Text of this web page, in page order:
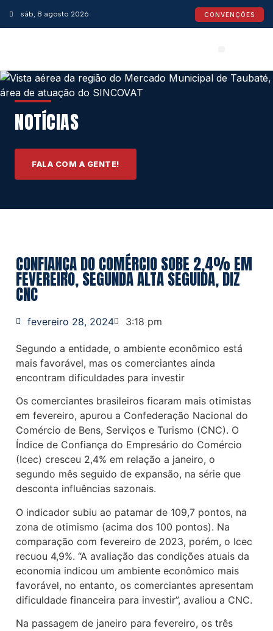
sáb, 8 agosto 2026 CONVENÇÕES
NOTÍCIAS
FALA COM A GENTE!
CONFIANÇA DO COMÉRCIO SOBE 2,4% EM
FEVEREIRO, SEGUNDA ALTA SEGUIDA, DIZ
CNC
fevereiro 28, 2024 3:18 pm
Segundo a entidade, o ambiente econômico está
mais favorável, mas os comerciantes ainda
encontram dificuldades para investir
Os comerciantes brasileiros ficaram mais otimistas
em fevereiro, apurou a Confederação Nacional do
Comércio de Bens, Serviços e Turismo (CNC). O
Índice de Confiança do Empresário do Comércio
(Icec) cresceu 2,4% em relação a janeiro, o
segundo mês seguido de expansão, na série que
desconta influências sazonais.
O indicador subiu ao patamar de 109,7 pontos, na
zona de otimismo (acima dos 100 pontos). Na
comparação com fevereiro de 2023, porém, o Icec
recuou 4,9%. “A avaliação das condições atuais da
economia indicou um ambiente econômico mais
favorável, no entanto, os comerciantes apresentam
dificuldade financeira para investir”, avaliou a CNC.
Na passagem de janeiro para fevereiro, os três